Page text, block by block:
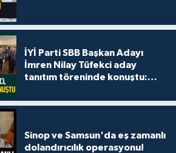
İYİ Parti SBB Başkan Adayı
İmren Nilay Tüfekci aday
tanıtım töreninde konuştu:
Sinop ve Samsun'da eş zamanlı
dolandırıcılık operasyonu!